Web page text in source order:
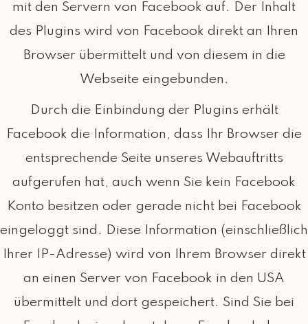
mit den Servern von Facebook auf. Der Inhalt
des Plugins wird von Facebook direkt an Ihren
Browser übermittelt und von diesem in die
Webseite eingebunden.
Durch die Einbindung der Plugins erhält
Facebook die Information, dass Ihr Browser die
entsprechende Seite unseres Webauftritts
aufgerufen hat, auch wenn Sie kein Facebook
Konto besitzen oder gerade nicht bei Facebook
eingeloggt sind. Diese Information (einschließlich
Ihrer IP-Adresse) wird von Ihrem Browser direkt
an einen Server von Facebook in den USA
übermittelt und dort gespeichert. Sind Sie bei